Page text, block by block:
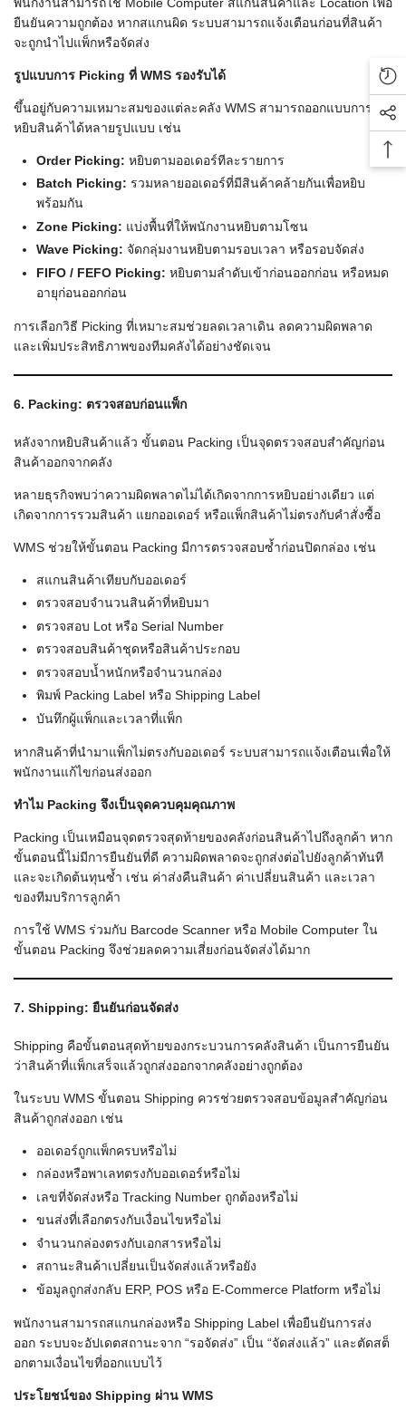
ยืนยันความถูกต้อง หากสแกนผิด ระบบสามารถแจ้งเตือนก่อนที่สินค้า
จะถูกนำไปแพ็กหรือจัดส่ง
รูปแบบการ Picking ที่ WMS รองรับได้
ขึ้นอยู่กับความเหมาะสมของแต่ละคลัง WMS สามารถออกแบบการ
หยิบสินค้าได้หลายรูปแบบ เช่น
Order Picking: หยิบตามออเดอร์ทีละรายการ
Batch Picking: รวมหลายออเดอร์ที่มีสินค้าคล้ายกันเพื่อหยิบ
พร้อมกัน
Zone Picking: แบ่งพื้นที่ให้พนักงานหยิบตามโซน
Wave Picking: จัดกลุ่มงานหยิบตามรอบเวลา หรือรอบจัดส่ง
FIFO / FEFO Picking: หยิบตามลำดับเข้าก่อนออกก่อน หรือหมด
อายุก่อนออกก่อน
การเลือกวิธี Picking ที่เหมาะสมช่วยลดเวลาเดิน ลดความผิดพลาด
และเพิ่มประสิทธิภาพของทีมคลังได้อย่างชัดเจน
6. Packing: ตรวจสอบก่อนแพ็ก
หลังจากหยิบสินค้าแล้ว ขั้นตอน Packing เป็นจุดตรวจสอบสำคัญก่อน
สินค้าออกจากคลัง
หลายธุรกิจพบว่าความผิดพลาดไม่ได้เกิดจากการหยิบอย่างเดียว แต่
เกิดจากการรวมสินค้า แยกออเดอร์ หรือแพ็กสินค้าไม่ตรงกับคำสั่งซื้อ
WMS ช่วยให้ขั้นตอน Packing มีการตรวจสอบซ้ำก่อนปิดกล่อง เช่น
สแกนสินค้าเทียบกับออเดอร์
ตรวจสอบจำนวนสินค้าที่หยิบมา
ตรวจสอบ Lot หรือ Serial Number
ตรวจสอบสินค้าชุดหรือสินค้าประกอบ
ตรวจสอบน้ำหนักหรือจำนวนกล่อง
พิมพ์ Packing Label หรือ Shipping Label
บันทึกผู้แพ็กและเวลาที่แพ็ก
หากสินค้าที่นำมาแพ็กไม่ตรงกับออเดอร์ ระบบสามารถแจ้งเตือนเพื่อให้
พนักงานแก้ไขก่อนส่งออก
ทำไม Packing จึงเป็นจุดควบคุมคุณภาพ
Packing เป็นเหมือนจุดตรวจสุดท้ายของคลังก่อนสินค้าไปถึงลูกค้า หาก
ขั้นตอนนี้ไม่มีการยืนยันที่ดี ความผิดพลาดจะถูกส่งต่อไปยังลูกค้าทันที
และจะเกิดต้นทุนซ้ำ เช่น ค่าส่งคืนสินค้า ค่าเปลี่ยนสินค้า และเวลา
ของทีมบริการลูกค้า
การใช้ WMS ร่วมกับ Barcode Scanner หรือ Mobile Computer ใน
ขั้นตอน Packing จึงช่วยลดความเสี่ยงก่อนจัดส่งได้มาก
7. Shipping: ยืนยันก่อนจัดส่ง
Shipping คือขั้นตอนสุดท้ายของกระบวนการคลังสินค้า เป็นการยืนยัน
ว่าสินค้าที่แพ็กเสร็จแล้วถูกส่งออกจากคลังอย่างถูกต้อง
ในระบบ WMS ขั้นตอน Shipping ควรช่วยตรวจสอบข้อมูลสำคัญก่อน
สินค้าถูกส่งออก เช่น
ออเดอร์ถูกแพ็กครบหรือไม่
กล่องหรือพาเลทตรงกับออเดอร์หรือไม่
เลขที่จัดส่งหรือ Tracking Number ถูกต้องหรือไม่
ขนส่งที่เลือกตรงกับเงื่อนไขหรือไม่
จำนวนกล่องตรงกับเอกสารหรือไม่
สถานะสินค้าเปลี่ยนเป็นจัดส่งแล้วหรือยัง
ข้อมูลถูกส่งกลับ ERP, POS หรือ E-Commerce Platform หรือไม่
พนักงานสามารถสแกนกล่องหรือ Shipping Label เพื่อยืนยันการส่ง
ออก ระบบจะอัปเดตสถานะจาก “รอจัดส่ง” เป็น “จัดส่งแล้ว” และตัดสต็
อกตามเงื่อนไขที่ออกแบบไว้
ประโยชน์ของ Shipping ผ่าน WMS